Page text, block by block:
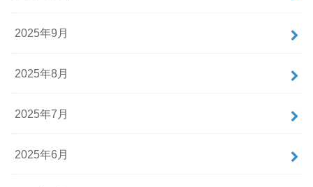
2025年9月
2025年8月
2025年7月
2025年6月